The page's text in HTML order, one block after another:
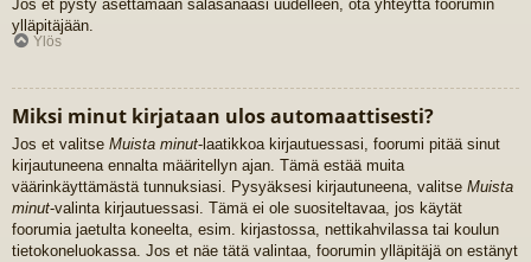
Jos et pysty asettamaan salasanaasi uudelleen, ota yhteyttä foorumin
ylläpitäjään.
Ylös
Miksi minut kirjataan ulos automaattisesti?
Jos et valitse Muista minut-laatikkoa kirjautuessasi, foorumi pitää sinut
kirjautuneena ennalta määritellyn ajan. Tämä estää muita
väärinkäyttämästä tunnuksiasi. Pysyäksesi kirjautuneena, valitse Muista
minut-valinta kirjautuessasi. Tämä ei ole suositeltavaa, jos käytät
foorumia jaetulta koneelta, esim. kirjastossa, nettikahvilassa tai koulun
tietokoneluokassa. Jos et näe tätä valintaa, foorumin ylläpitäjä on estänyt